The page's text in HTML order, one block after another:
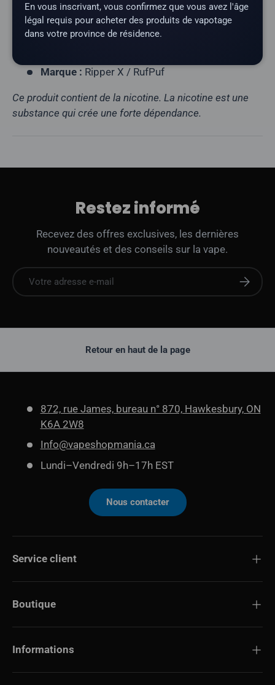
Profil aromatique :fraise, banane
Nombre de bouffées :environ 75 000 bouffées
Marque : Ripper X / RufPuf
Ce produit contient de la nicotine. La nicotine est une
substance qui crée une forte dépendance.
Restez informé
Recevez des offres exclusives, les dernières
nouveautés et des conseils sur la vape.
E-mail
En vous inscrivant, vous confirmez que vous avez l'âge
légal requis pour acheter des produits de vapotage
dans votre province de résidence.
Retour en haut de la page
872, rue James, bureau n° 870, Hawkesbury, ON
K6A 2W8
Info@vapeshopmania.ca
Lundi–Vendredi 9h–17h EST
Nous contacter
Service client
Boutique
Informations